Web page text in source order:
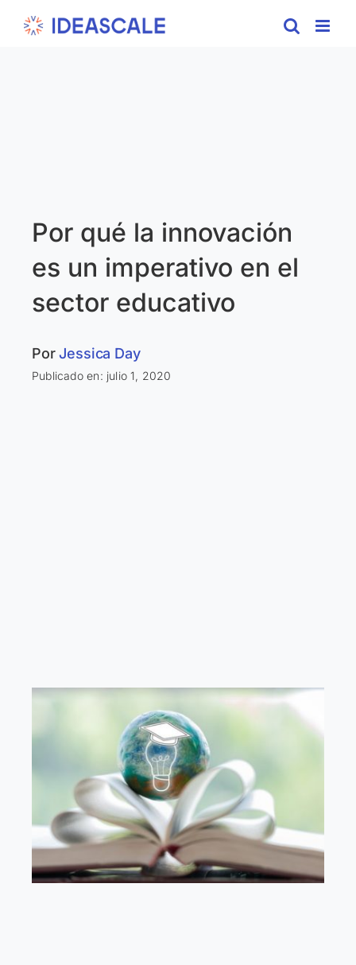
Por qué la innovación
es un imperativo en el
sector educativo
PorJessica Day
Publicado en: julio 1, 2020